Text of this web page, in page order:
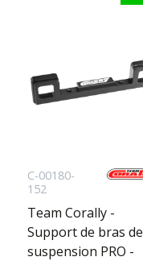
C-00180-
152
Team Corally -
Support de bras de
suspension PRO -